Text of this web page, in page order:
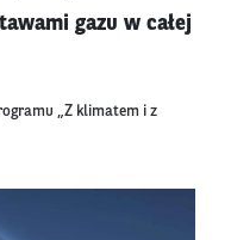
gazu w całej
„Z klimatem i z